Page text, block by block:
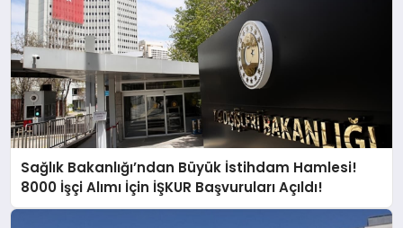
Sağlık Bakanlığı’ndan Büyük İstihdam Hamlesi!
8000 İşçi Alımı İçin İŞKUR Başvuruları Açıldı!